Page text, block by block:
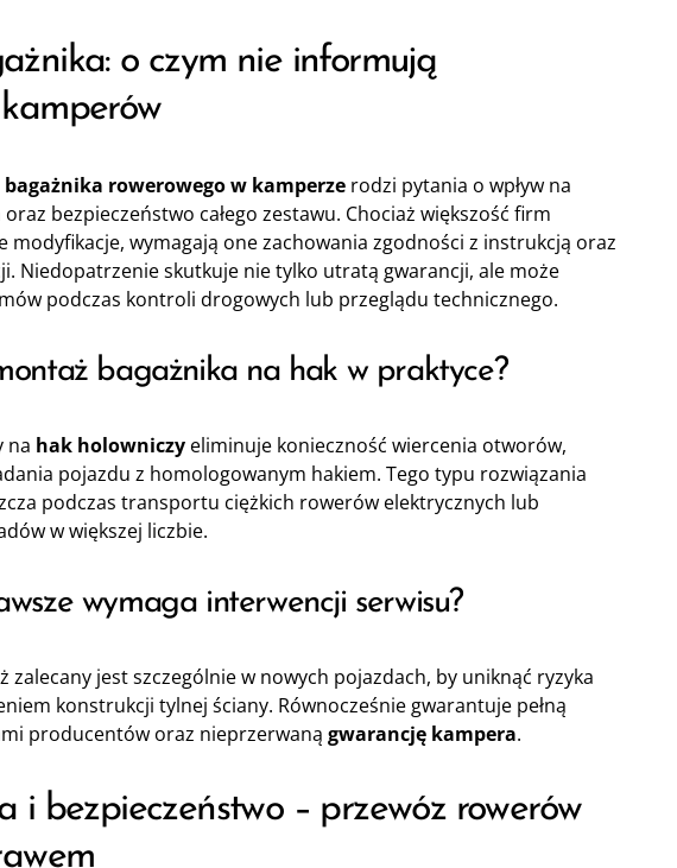
o czym nie informują
bagażnika rowerowego w kamperze rodzi pytania o wpływ na
oraz bezpieczeństwo całego zestawu. Chociaż większość firm
modyfikacje, wymagają one zachowania zgodności z instrukcją oraz
Niedopatrzenie skutkuje nie tylko utratą gwarancji, ale może
podczas kontroli drogowych lub przeglądu technicznego.
bagażnika na hak w praktyce?
na hak holowniczy eliminuje konieczność wiercenia otworów,
pojazdu z homologowanym hakiem. Tego typu rozwiązania
podczas transportu ciężkich rowerów elektrycznych lub
w większej liczbie.
wymaga interwencji serwisu?
zalecany jest szczególnie w nowych pojazdach, by uniknąć ryzyka
konstrukcji tylnej ściany. Równocześnie gwarantuje pełną
producentów oraz nieprzerwaną gwarancję kampera.
i bezpieczeństwo – przewóz rowerów